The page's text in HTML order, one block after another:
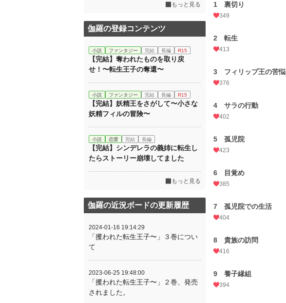
1 裏切り
349
2 転生
413
3 フィリップ王の苦悩
376
4 サラの行動
402
5 孤児院
423
6 目覚め
385
7 孤児院での生活
404
8 貴族の訪問
416
9 養子縁組
394
もっと見る
伽羅の登録コンテンツ
小説 ファンタジー 完結 長編 R15
【完結】奪われたものを取り戻
せ！〜転生王子の奪還〜
小説 ファンタジー 完結 長編 R15
【完結】妖精王をさがして〜小さな
妖精フィルの冒険〜
小説 恋愛 完結 長編
【完結】シンデレラの義姉に転生し
たらストーリー崩壊してました
もっと見る
伽羅の近況ボードの更新履歴
2024-01-16 19:14:29
「攫われた転生王子〜」３巻につい
て
2023-06-25 19:48:00
「攫われた転生王子〜」２巻、発売
されました。